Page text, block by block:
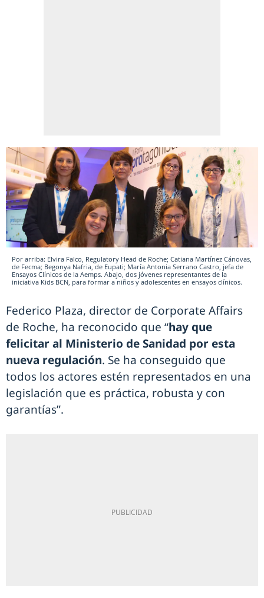
Por arriba: Elvira Falco, Regulatory Head de Roche; Catiana Martínez Cánovas,
de Fecma; Begonya Nafria, de Eupati; María Antonia Serrano Castro, jefa de
Ensayos Clínicos de la Aemps. Abajo, dos jóvenes representantes de la
iniciativa Kids BCN, para formar a niños y adolescentes en ensayos clínicos.
Federico Plaza, director de Corporate Affairs
de Roche, ha reconocido que “hay que
felicitar al Ministerio de Sanidad por esta
nueva regulación. Se ha conseguido que
todos los actores estén representados en una
legislación que es práctica, robusta y con
garantías”.